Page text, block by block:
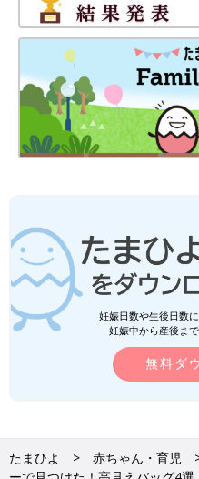
妊娠日数や生後日数
妊娠中から産後ま
無料ダ
たまひよ 赤ちゃん・育児